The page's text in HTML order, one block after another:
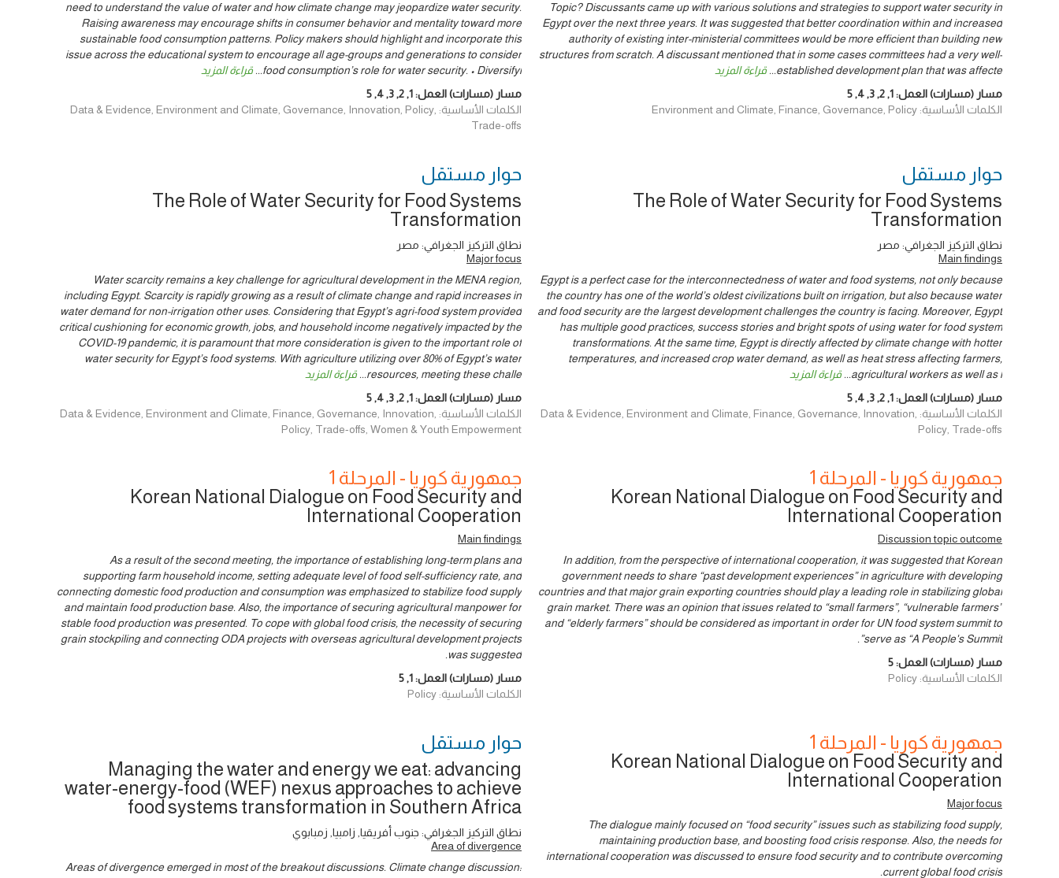
Topic? Discussants came up with various solutions and strategies to support water security in
Egypt over the next three years. It was suggested that better coordination within and increased
authority of existing inter-ministerial committees would be more efficient than building new
structures from scratch. A discussant mentioned that in some cases committees had a very well-
established development plan that was affecte
... قراءة المزيد
مسار (مسارات) العمل:1
,
2
,
3
,
4
,
5
الكلمات الأساسية: Environment and Climate, Finance, Governance, Policy
need to understand the value of water and how climate change may jeopardize water security.
Raising awareness may encourage shifts in consumer behavior and mentality toward more
sustainable food consumption patterns. Policy makers should highlight and incorporate this
issue across the educational system to encourage all age-groups and generations to consider
food consumption’s role for water security. • Diversifyi
... قراءة المزيد
مسار (مسارات) العمل:1
,
2
,
3
,
4
,
5
الكلمات الأساسية: Data & Evidence, Environment and Climate, Governance, Innovation, Policy,
Trade-offs
حوار ‎مستقل
The Role of Water Security for Food Systems
Transformation
نطاق التركيز الجغرافي: مصر
Main findings
Egypt is a perfect case for the interconnectedness of water and food systems, not only because
the country has one of the world’s oldest civilizations built on irrigation, but also because water
and food security are the largest development challenges the country is facing. Moreover, Egypt
has multiple good practices, success stories and bright spots of using water for food system
transformations. At the same time, Egypt is directly affected by climate change with hotter
temperatures, and increased crop water demand, as well as heat stress affecting farmers,
agricultural workers as well as l
... قراءة المزيد
مسار (مسارات) العمل:1
,
2
,
3
,
4
,
5
الكلمات الأساسية: Data & Evidence, Environment and Climate, Finance, Governance, Innovation,
Policy, Trade-offs
حوار ‎مستقل
The Role of Water Security for Food Systems
Transformation
نطاق التركيز الجغرافي: مصر
Major focus
Water scarcity remains a key challenge for agricultural development in the MENA region,
including Egypt. Scarcity is rapidly growing as a result of climate change and rapid increases in
water demand for non-irrigation other uses. Considering that Egypt’s agri-food system provided
critical cushioning for economic growth, jobs, and household income negatively impacted by the
COVID-19 pandemic, it is paramount that more consideration is given to the important role of
water security for Egypt’s food systems. With agriculture utilizing over 80% of Egypt’s water
resources, meeting these challe
... قراءة المزيد
مسار (مسارات) العمل:1
,
2
,
3
,
4
,
5
الكلمات الأساسية: Data & Evidence, Environment and Climate, Finance, Governance, Innovation,
Policy, Trade-offs, Women & Youth Empowerment
جمهورية كوريا - المرحلة 1
Korean National Dialogue on Food Security and
International Cooperation
Discussion topic outcome
In addition, from the perspective of international cooperation, it was suggested that Korean
government needs to share “past development experiences” in agriculture with developing
countries and that major grain exporting countries should play a leading role in stabilizing global
grain market. There was an opinion that issues related to “small farmers”, “vulnerable farmers”
and “elderly farmers” should be considered as important in order for UN food system summit to
serve as “A People's Summit”.
مسار (مسارات) العمل:5
الكلمات الأساسية: Policy
جمهورية كوريا - المرحلة 1
Korean National Dialogue on Food Security and
International Cooperation
Main findings
As a result of the second meeting, the importance of establishing long-term plans and
supporting farm household income, setting adequate level of food self-sufficiency rate, and
connecting domestic food production and consumption was emphasized to stabilize food supply
and maintain food production base. Also, the importance of securing agricultural manpower for
stable food production was presented. To cope with global food crisis, the necessity of securing
grain stockpiling and connecting ODA projects with overseas agricultural development projects
was suggested.
مسار (مسارات) العمل:1
,
5
الكلمات الأساسية: Policy
جمهورية كوريا - المرحلة 1
Korean National Dialogue on Food Security and
International Cooperation
Major focus
The dialogue mainly focused on “food security” issues such as stabilizing food supply,
maintaining production base, and boosting food crisis response. Also, the needs for
international cooperation was discussed to ensure food security and to contribute overcoming
current global food crisis.
حوار ‎مستقل
Managing the water and energy we eat: advancing
water-energy-food (WEF) nexus approaches to achieve
food systems transformation in Southern Africa
نطاق التركيز الجغرافي: جنوب أفريقيا, زامبيا, زمبابوي
Area of divergence
Areas of divergence emerged in most of the breakout discussions. Climate change discussion: